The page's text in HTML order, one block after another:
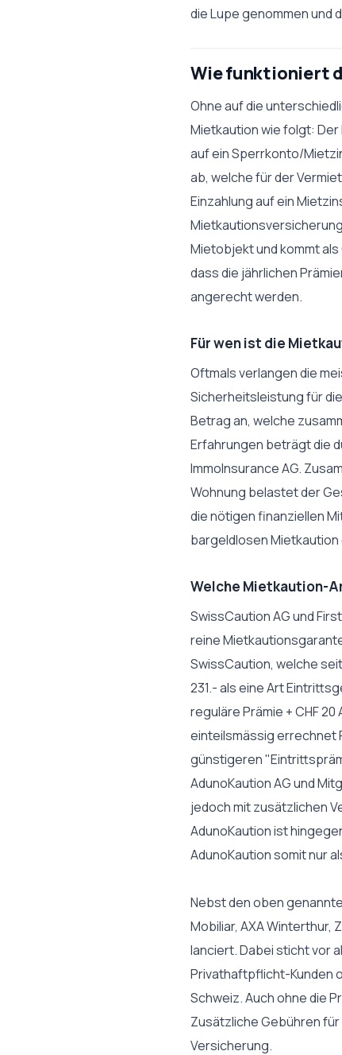
die Lupe genommen und
Wie funktioniert
Ohne auf die
Mietkaution wie folgt:
auf ein Sperrkonto/
ab, welche für der
Einzahlung auf ein
Mietobjekt und kommt
dass die jährlichen
angerecht werden.
Für wen ist die
Oftmals verlangen die
Sicherheitsleistung für
Betrag an, welche
Erfahrungen beträgt die
ImmoInsurance AG.
Wohnung belastet der
die nötigen finanziellen
bargeldlosen
Welche Mietkaution-
SwissCaution AG und
reine
SwissCaution, welche
231.- als eine Art
reguläre Prämie + CHF
einteilsmässig errechnet
günstigeren
AdunoKaution AG und
jedoch mit zusätzlichen
AdunoKaution ist
AdunoKaution somit nur
Nebst den oben
Mobiliar, AXA
lanciert. Dabei sticht vor
Privathaftpflicht-Kunden
Schweiz. Auch ohne die
Zusätzliche Gebühren
Versicherung.